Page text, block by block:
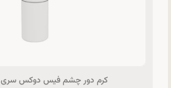
کرم دور چشم فیس دوکس سری Actisome